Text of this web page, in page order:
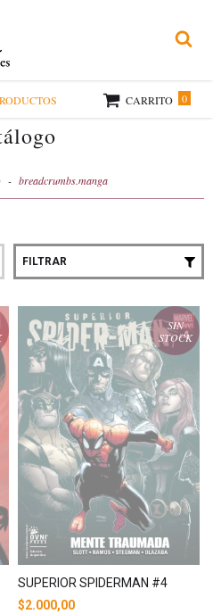
CARRITO 0
- breadcrumbs.manga
FILTRAR
SIN
STOCK
SUPERIOR SPIDERMAN #4
$2.000,00